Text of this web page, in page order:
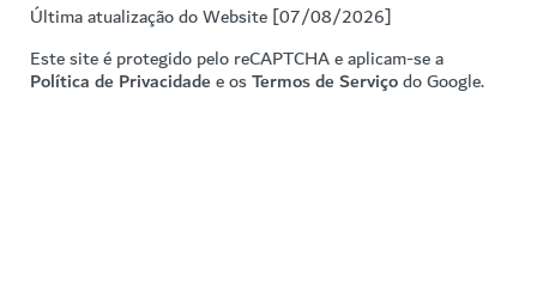
Última atualização do Website [07/08/2026]
Este site é protegido pelo reCAPTCHA e aplicam-se a
Política de Privacidadee os Termos de Serviçodo Google.